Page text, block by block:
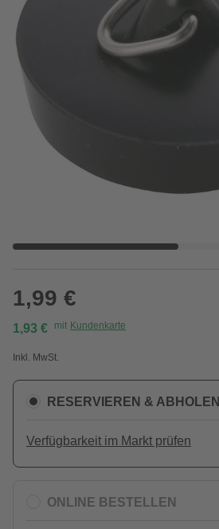
1,99 €
1,93 € mit Kundenkarte
Inkl. MwSt.
RESERVIEREN & ABHOLEN
Verfügbarkeit im Markt prüfen
ONLINE BESTELLEN